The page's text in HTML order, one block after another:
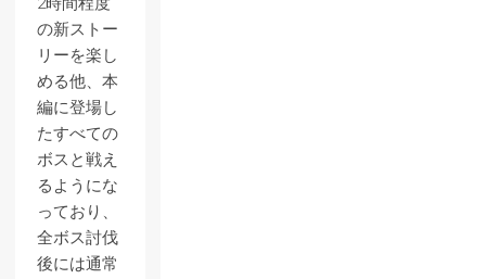
の新ストー
リーを楽し
める他、本
編に登場し
たすべての
ボスと戦え
るようにな
っており、
全ボス討伐
後には通常